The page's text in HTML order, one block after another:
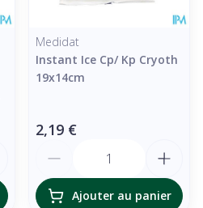
Medidat
Instant Ice Cp/ Kp Cryoth
19x14cm
2,19 €
Ajouter au panier